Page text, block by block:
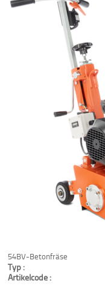
54BV-Betonfräse
Typ :
Artikelcode :